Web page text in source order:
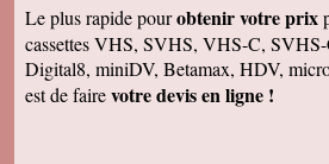
Fantastique. Encore merci. Je
beaucoup de la rapidité avec
traité ma commande.
Anaïs H
J'ai bien reçu le colis. Merci
Le plus rapide pourobtenir votre prix
cassettes VHS, SVHS, VHS-C,
Digital8, miniDV, Betamax, HDV,
est de fairevotre devis en ligne !